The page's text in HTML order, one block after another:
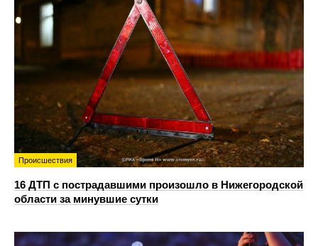
Происшествия
16 ДТП с пострадавшими произошло в Нижегородской
области за минувшие сутки